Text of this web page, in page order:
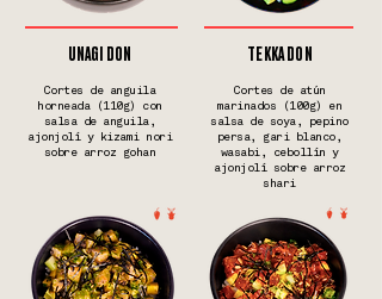
UNAGI DON
Cortes de anguila
horneada (110g) con
salsa de anguila,
ajonjolí y kizami nori
sobre arroz gohan
TEKKA DON
Cortes de atún
marinados (100g) en
salsa de soya, pepino
persa, gari blanco,
wasabi, cebollín y
ajonjolí sobre arroz
shari